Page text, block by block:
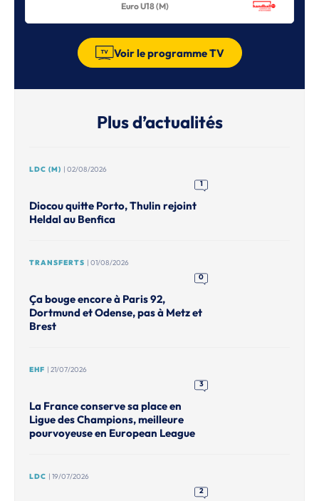
Euro U18 (M)
Voir le programme TV
Plus d’actualités
LDC (M) | 02/08/2026
1
Diocou quitte Porto, Thulin rejoint
Heldal au Benfica
TRANSFERTS | 01/08/2026
0
Ça bouge encore à Paris 92,
Dortmund et Odense, pas à Metz et
Brest
EHF | 21/07/2026
3
La France conserve sa place en
Ligue des Champions, meilleure
pourvoyeuse en European League
LDC | 19/07/2026
2